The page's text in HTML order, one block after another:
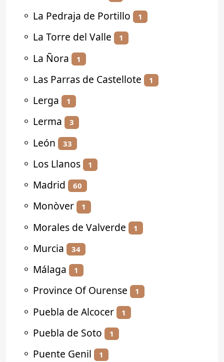
⚬ La Pedraja de Portillo 1
⚬ La Torre del Valle 1
⚬ La Ñora 1
⚬ Las Parras de Castellote 1
⚬ Lerga 1
⚬ Lerma 3
⚬ León 33
⚬ Los Llanos 1
⚬ Madrid 60
⚬ Monòver 1
⚬ Morales de Valverde 1
⚬ Murcia 34
⚬ Málaga 1
⚬ Province Of Ourense 1
⚬ Puebla de Alcocer 1
⚬ Puebla de Soto 1
⚬ Puente Genil 1